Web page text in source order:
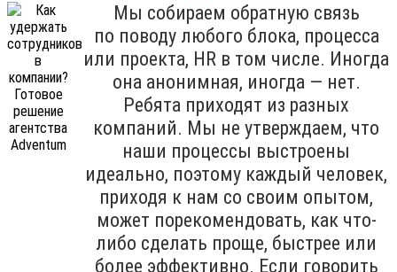
Мы собираем обратную связь
по поводу любого блока, процесса
или проекта, HR в том числе. Иногда
она анонимная, иногда — нет.
Ребята приходят из разных
компаний. Мы не утверждаем, что
наши процессы выстроены
идеально, поэтому каждый человек,
приходя к нам со своим опытом,
может порекомендовать, как что-
либо сделать проще, быстрее или
более эффективно. Если говорить